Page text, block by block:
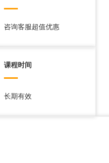
咨询客服超值优惠
课程时间
长期有效